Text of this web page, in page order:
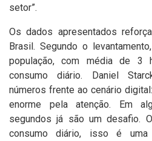
setor”.
Os dados apresentados
Brasil. Segundo o
população, com média de 3
consumo diário. Daniel
números frente ao cenário
enorme pela atenção. Em
segundos já são um desafio.
consumo diário, isso é uma